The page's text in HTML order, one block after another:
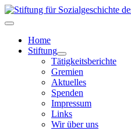
Home
Stiftung
Tätigkeitsberichte
Gremien
Aktuelles
Spenden
Impressum
Links
Wir über uns